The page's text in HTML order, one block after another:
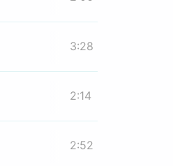
3:28
2:14
2:52